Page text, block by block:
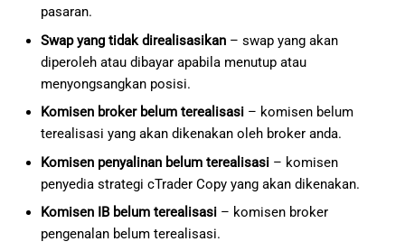
pasaran.
Swap yang tidak direalisasikan– swap yang akan
diperoleh atau dibayar apabila menutup atau
menyongsangkan posisi.
Komisen broker belum terealisasi– komisen belum
terealisasi yang akan dikenakan oleh broker anda.
Komisen penyalinan belum terealisasi– komisen
penyedia strategi cTrader Copy yang akan dikenakan.
Komisen IB belum terealisasi– komisen broker
pengenalan belum terealisasi.